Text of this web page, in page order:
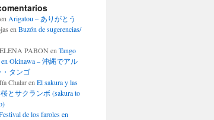
Arigatou – ありがとう
en Buzón de sugerencias/
PABON en Tango
en Okinawa – 沖縄でアル
タンゴ
Chalaren El sakura y las
桜とサクランボ (sakura to
de los faroles en